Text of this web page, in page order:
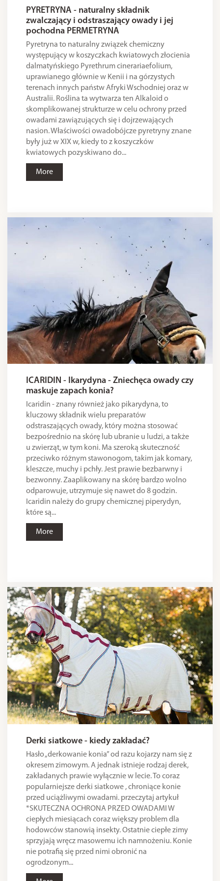
PYRETRYNA - naturalny składnik
zwalczający i odstraszający owady i jej
pochodna PERMETRYNA
Pyretryna to naturalny związek chemiczny
występujący w koszyczkach kwiatowych złocienia
dalmatyńskiego Pyrethrum cinerariaefolium,
uprawianego głównie w Kenii i na górzystych
terenach innych państw Afryki Wschodniej oraz w
Australii. Roślina ta wytwarza ten Alkaloid o
skomplikowanej strukturze w celu ochrony przed
owadami zawiązujących się i dojrzewających
nasion. Właściwości owadobójcze pyretryny znane
były już w XIX w, kiedy to z koszyczków
kwiatowych pozyskiwano do...
More
ICARIDIN - Ikarydyna - Zniechęca owady czy
maskuje zapach konia?
Icaridin - znany również jako pikarydyna, to
kluczowy składnik wielu preparatów
odstraszających owady, który można stosować
bezpośrednio na skórę lub ubranie u ludzi, a także
u zwierząt, w tym koni. Ma szeroką skuteczność
przeciwko różnym stawonogom, takim jak komary,
kleszcze, muchy i pchły. Jest prawie bezbarwny i
bezwonny. Zaaplikowany na skórę bardzo wolno
odparowuje, utrzymuje się nawet do 8 godzin.
Icaridin należy do grupy chemicznej piperydyn,
które są...
More
Derki siatkowe - kiedy zakładać?
Hasło „derkowanie konia” od razu kojarzy nam się z
okresem zimowym. A jednak istnieje rodzaj derek,
zakładanych prawie wyłącznie w lecie. To coraz
popularniejsze derki siatkowe , chroniące konie
przed uciążliwymi owadami. przeczytaj artykuł
*SKUTECZNA OCHRONA PRZED OWADAMI W
ciepłych miesiącach coraz większy problem dla
hodowców stanowią insekty. Ostatnie ciepłe zimy
sprzyjają wręcz masowemu ich namnożeniu. Konie
nie potrafią się przed nimi obronić na
ogrodzonym...